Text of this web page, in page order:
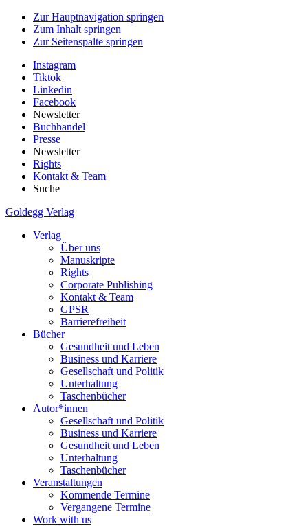
Zur Hauptnavigation springen
Zum Inhalt springen
Zur Seitenspalte springen
Instagram
Tiktok
Linkedin
Facebook
Newsletter
Buchhandel
Presse
Newsletter
Rights
Kontakt & Team
Suche
Goldegg Verlag
Verlag
Über uns
Manuskripte
Rights
Corporate Publishing
Kontakt & Team
GPSR
Barrierefreiheit
Bücher
Gesundheit und Leben
Business und Karriere
Gesellschaft und Politik
Unterhaltung
Taschenbücher
Autor*innen
Gesellschaft und Politik
Business und Karriere
Gesundheit und Leben
Unterhaltung
Taschenbücher
Veranstaltungen
Kommende Termine
Vergangene Termine
Work with us